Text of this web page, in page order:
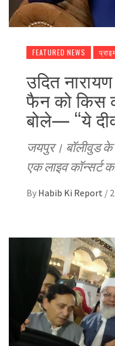
FEATURED NEWS
उदित
फैन को किस
बोले— “ये
जयपुर। बॉलीवुड के
एक लाइव कॉन्सर्ट
By Habib Ki Report /